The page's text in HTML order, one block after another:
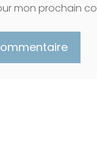
mon prochain